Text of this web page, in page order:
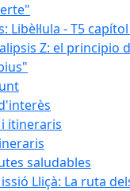
Libèl·lula - T5
Z: el principio
i itineraris
saludables
Lliçà: La ruta